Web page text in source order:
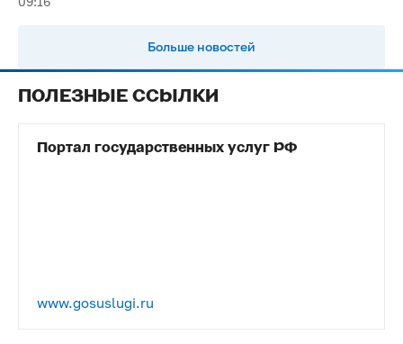
Больше новостей
ПОЛЕЗНЫЕ ССЫЛКИ
Портал государственных услуг РФ
www.gosuslugi.ru